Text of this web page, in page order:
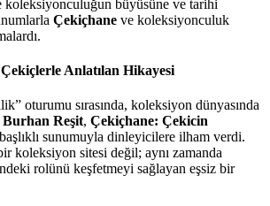
büyüsüne ve tarihi
Çekiçhane ve koleksiyonculuk
Anlatılan Hikayesi
oturumu sırasında, koleksiyon dünyasında
Burhan Reşit, Çekiçhane: Çekicin
başlıklı sunumuyla dinleyicilere ilham verdi.
koleksiyon sitesi değil; aynı zamanda
rolünü keşfetmeyi sağlayan eşsiz bir